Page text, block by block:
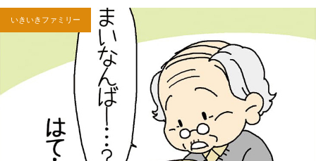
いきいきファミリー